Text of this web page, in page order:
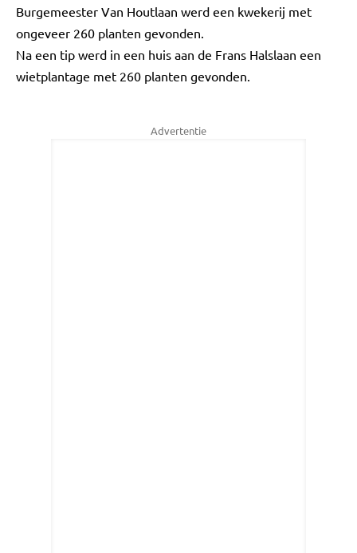
Burgemeester Van Houtlaan werd een kwekerij met
ongeveer 260 planten gevonden.
Na een tip werd in een huis aan de Frans Halslaan een
wietplantage met 260 planten gevonden.
Advertentie